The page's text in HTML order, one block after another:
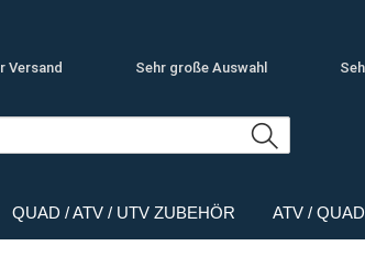
Versand Sehr große Auswahl
QUAD / ATV / UTV ZUBEHÖR ATV /